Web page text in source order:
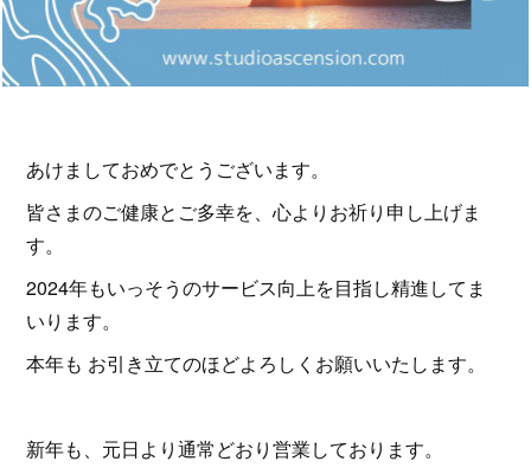
あけましておめでとうございます。
皆さまのご健康とご多幸を、心よりお祈り申し上げま
す。
2024年もいっそうのサービス向上を目指し精進してま
いります。
本年も お引き立てのほどよろしくお願いいたします。
新年も、元日より通常どおり営業しております。